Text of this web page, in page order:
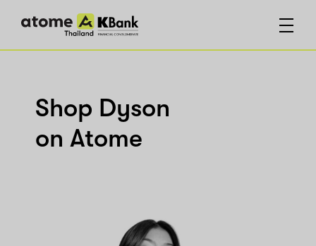
Shop Dyson
on Atome